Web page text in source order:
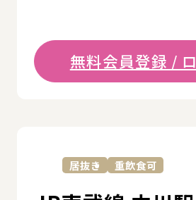
無料会員登録 /
居抜き 重飲食可